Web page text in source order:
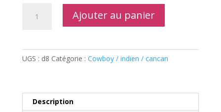
Ajouter au panier
UGS : d8 Catégorie : Cowboy / indien / cancan
Description